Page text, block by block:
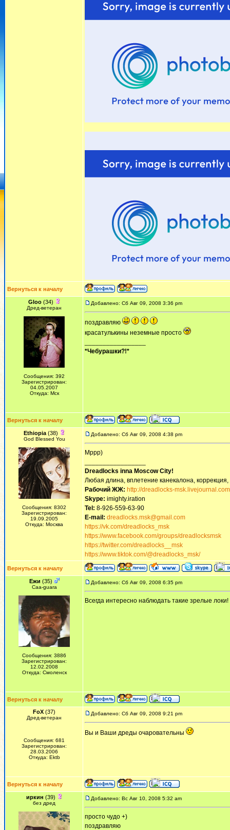
Вернуться к началу
Gloo(34)
Дред-ветеран
Сообщения: 392
Зарегистрирован:
04.05.2007
Откуда: Мск
Добавлено: Сб Авг 09, 2008 3:36 pm
поздравляю
красатулькины неземные просто
*Чебурашки?!*
Вернуться к началу
Ethiopia(38)
God Blessed You
Сообщения: 8302
Зарегистрирован:
19.09.2005
Откуда: Москва
Добавлено: Сб Авг 09, 2008 4:38 pm
Мррр)
Dreadlocks inna Moscow Сity!
Любая длина, вплетение канекалона,
Рабочий ЖЖ: http://dreadlocks-
Skype: imighty.iration
Tel: 8-926-559-63-90
E-mail: dreadlocks.msk@gmail.com
https://vk.com/dreadlocks_msk
https://www.facebook.com/groups/dreadlocksmsk
https://twitter.com/dreadlocks__msk
https://www.tiktok.com/@dreadlocks_msk/
Вернуться к началу
Ежи (35)
Сaa-guara
Сообщения: 3886
Зарегистрирован:
12.02.2008
Откуда: Смоленск
Добавлено: Сб Авг 09, 2008 6:35 pm
Всегда интересно наблюдать такие зрелые
Вернуться к началу
FoX (37)
Дред-ветеран
Сообщения: 681
Зарегистрирован:
28.03.2006
Откуда: Ektb
Добавлено: Сб Авг 09, 2008 9:21 pm
Вы и Ваши дреды очаровательны
Вернуться к началу
иркин (39)
без дред
Добавлено: Вс Авг 10, 2008 5:32 am
просто чудо +)
поздравляю